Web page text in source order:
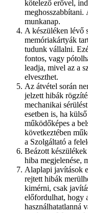
kötelező erővel,
meghosszabbítani.
munkanap.
A készüléken lévő
memóriakártyák
tudunk vállalni.
fontos, vagy
leadja, mivel az a
elveszthet.
Az átvétel során
jelzett hibák
mechanikai
esetben is, ha
működőképes a
következtében
a Szolgáltató a
Beázott
hiba megjelenése,
Alaplapi javítások
rejtett hibák
kimérni, csak
előfordulhat, hogy
használhatatlanná